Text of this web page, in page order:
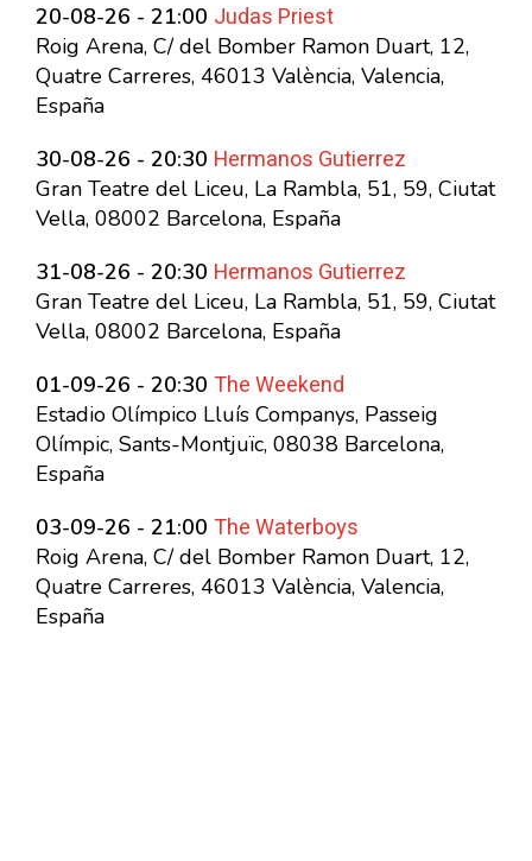
20-08-26 - 21:00 Judas Priest
Roig Arena, C/ del Bomber Ramon Duart, 12,
Quatre Carreres, 46013 València, Valencia,
España
30-08-26 - 20:30 Hermanos Gutierrez
Gran Teatre del Liceu, La Rambla, 51, 59, Ciutat
Vella, 08002 Barcelona, España
31-08-26 - 20:30 Hermanos Gutierrez
Gran Teatre del Liceu, La Rambla, 51, 59, Ciutat
Vella, 08002 Barcelona, España
01-09-26 - 20:30 The Weekend
Estadio Olímpico Lluís Companys, Passeig
Olímpic, Sants-Montjuïc, 08038 Barcelona,
España
03-09-26 - 21:00 The Waterboys
Roig Arena, C/ del Bomber Ramon Duart, 12,
Quatre Carreres, 46013 València, Valencia,
España